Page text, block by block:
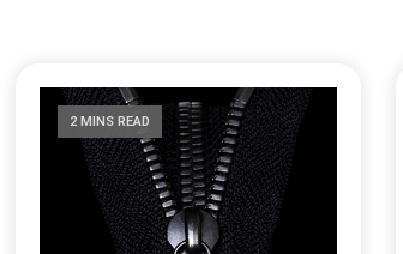
2 MINS READ